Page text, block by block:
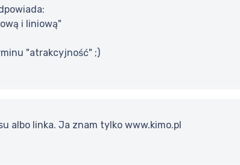
i liniową"
"atrakcyjność" ;)
albo linka. Ja znam tylko www.kimo.pl